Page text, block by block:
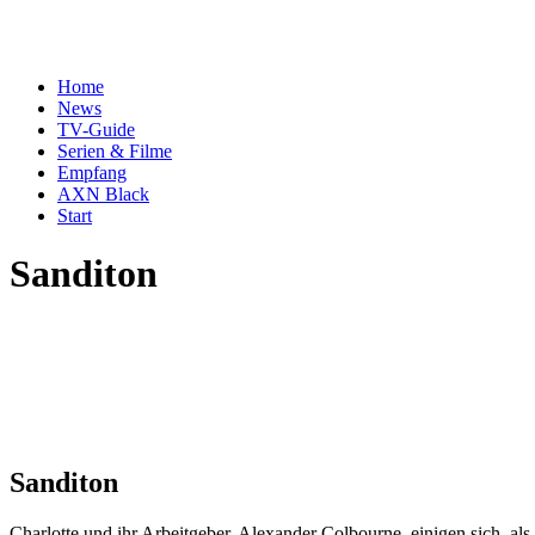
Home
News
TV-Guide
Serien & Filme
Empfang
AXN Black
Start
Sanditon
Sanditon